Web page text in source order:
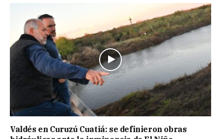
Valdés en Curuzú Cuatiá: se definieron obras